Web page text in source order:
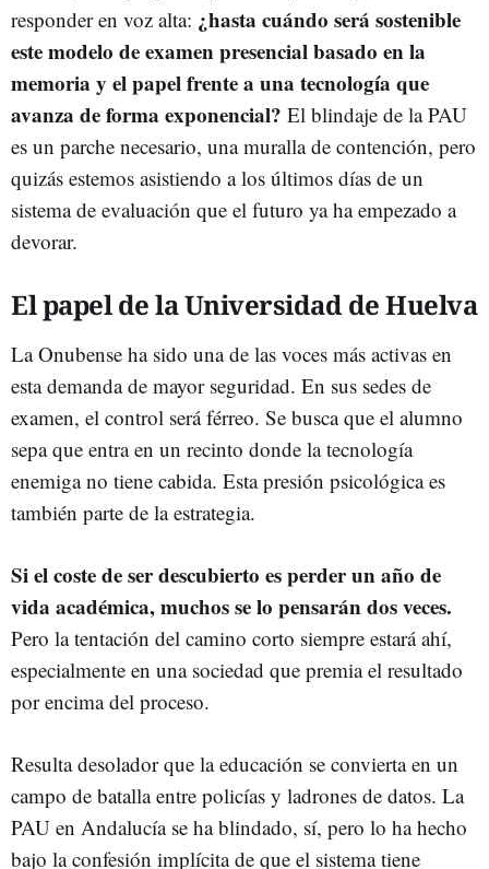
responder en voz alta: ¿hasta cuándo será sostenible
este modelo de examen presencial basado en la
memoria y el papel frente a una tecnología que
avanza de forma exponencial? El blindaje de la PAU
es un parche necesario, una muralla de contención, pero
quizás estemos asistiendo a los últimos días de un
sistema de evaluación que el futuro ya ha empezado a
devorar.
El papel de la Universidad de Huelva
La Onubense ha sido una de las voces más activas en
esta demanda de mayor seguridad. En sus sedes de
examen, el control será férreo. Se busca que el alumno
sepa que entra en un recinto donde la tecnología
enemiga no tiene cabida. Esta presión psicológica es
también parte de la estrategia.
Si el coste de ser descubierto es perder un año de
vida académica, muchos se lo pensarán dos veces.
Pero la tentación del camino corto siempre estará ahí,
especialmente en una sociedad que premia el resultado
por encima del proceso.
Resulta desolador que la educación se convierta en un
campo de batalla entre policías y ladrones de datos. La
PAU en Andalucía se ha blindado, sí, pero lo ha hecho
bajo la confesión implícita de que el sistema tiene